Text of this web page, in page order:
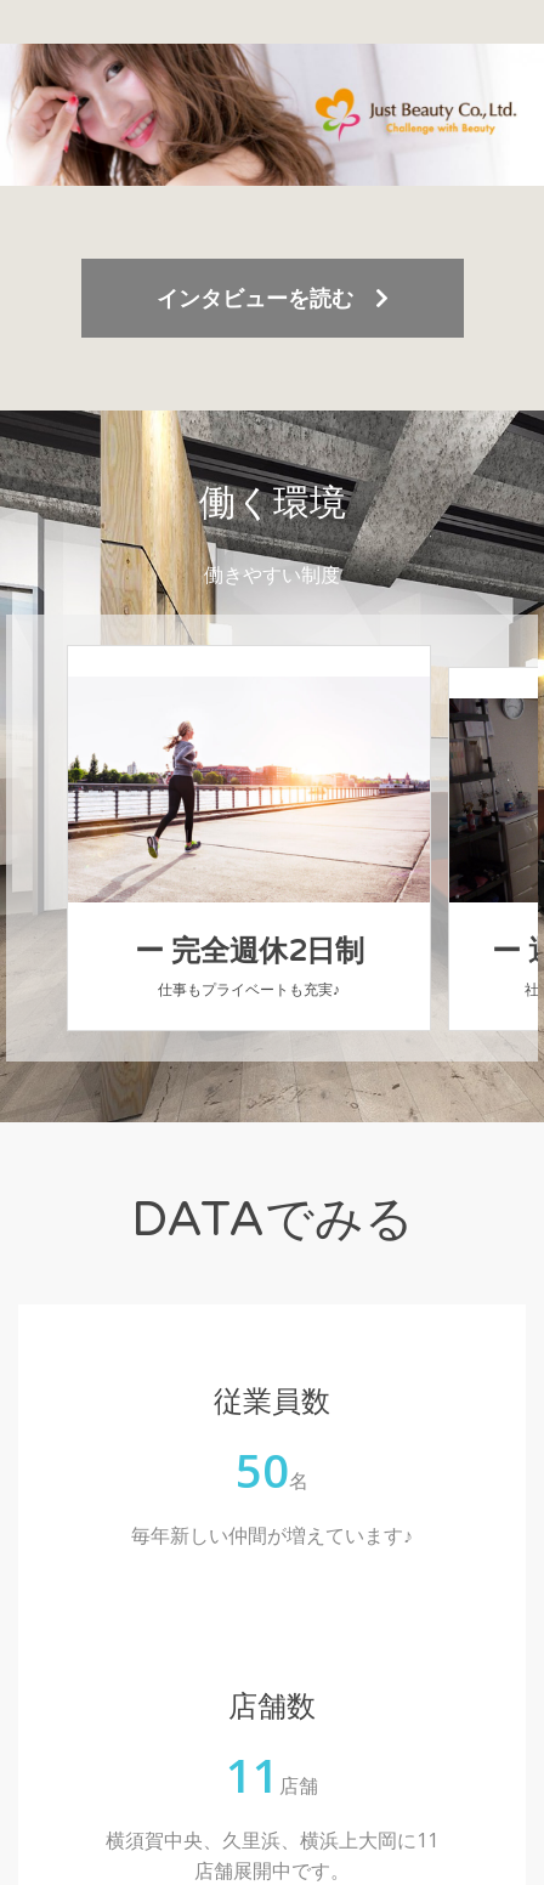
インタビューを読む
働く環境
働きやすい制度
ー 完全週休2日制
仕事もプライベートも充実♪
ー
社
DATAでみる
従業員数
50名
毎年新しい仲間が増えています♪
店舗数
11 店舗
横須賀中央、久里浜、横浜上大岡に11
店舗展開中です。